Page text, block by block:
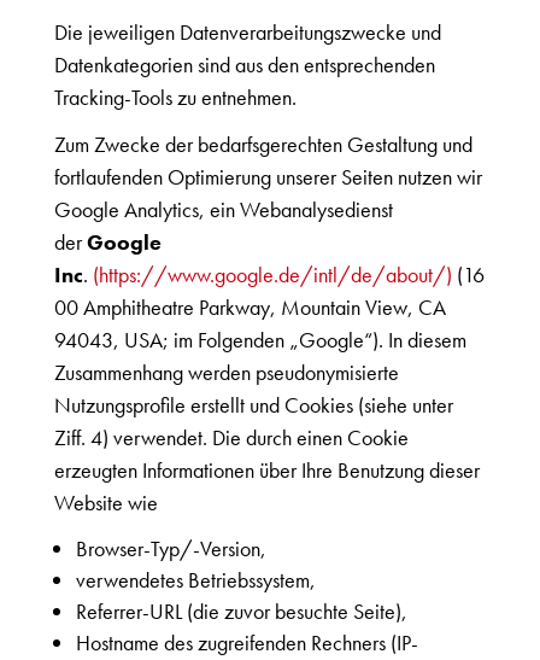
Die jeweiligen Datenverarbeitungszwecke und
Datenkategorien sind aus den entsprechenden
Tracking-Tools zu entnehmen.
Zum Zwecke der bedarfsgerechten Gestaltung und
fortlaufenden Optimierung unserer Seiten nutzen wir
Google Analytics, ein Webanalysedienst
derGoogle
Inc. (https://www.google.de/intl/de/about/) (16
00 Amphitheatre Parkway, Mountain View, CA
94043, USA; im Folgenden „Google“). In diesem
Zusammenhang werden pseudonymisierte
Nutzungsprofile erstellt und Cookies (siehe unter
Ziff. 4) verwendet. Die durch einen Cookie
erzeugten Informationen über Ihre Benutzung dieser
Website wie
Browser-Typ/-Version,
verwendetes Betriebssystem,
Referrer-URL (die zuvor besuchte Seite),
Hostname des zugreifenden Rechners (IP-